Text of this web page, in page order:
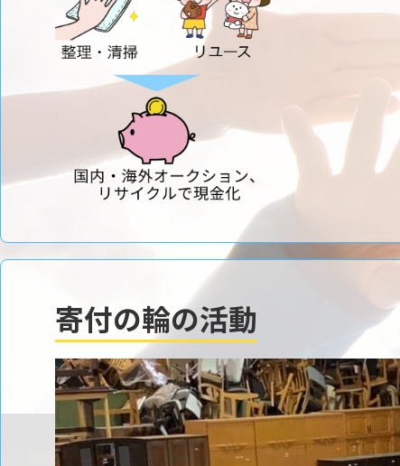
寄付の輪の活動